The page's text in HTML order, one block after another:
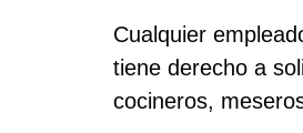
Cualquier
tiene derecho a
cocineros,